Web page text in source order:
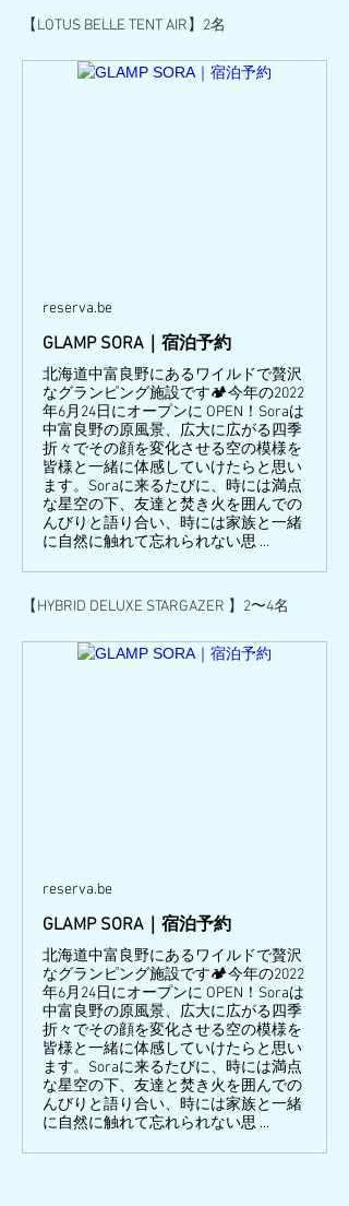
【LOTUS BELLE TENT AIR】2名
reserva.be
GLAMP SORA｜宿泊予約
北海道中富良野にあるワイルドで贅沢
なグランピング施設です🏕今年の2022
年6月24日にオープンに OPEN！Soraは
中富良野の原風景、広大に広がる四季
折々でその顔を変化させる空の模様を
皆様と一緒に体感していけたらと思い
ます。Soraに来るたびに、時には満点
な星空の下、友達と焚き火を囲んでの
んびりと語り合い、時には家族と一緒
に自然に触れて忘れられない思 ...
【HYBRID DELUXE STARGAZER 】2〜4名
reserva.be
GLAMP SORA｜宿泊予約
北海道中富良野にあるワイルドで贅沢
なグランピング施設です🏕今年の2022
年6月24日にオープンに OPEN！Soraは
中富良野の原風景、広大に広がる四季
折々でその顔を変化させる空の模様を
皆様と一緒に体感していけたらと思い
ます。Soraに来るたびに、時には満点
な星空の下、友達と焚き火を囲んでの
んびりと語り合い、時には家族と一緒
に自然に触れて忘れられない思 ...